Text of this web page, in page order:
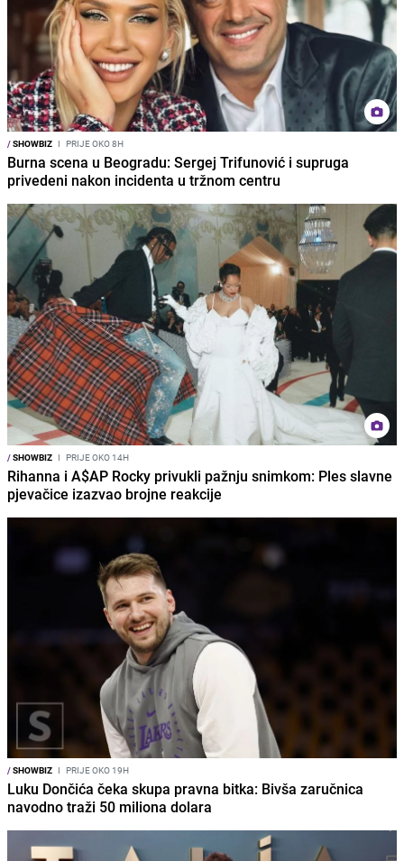
/SHOWBIZ I PRIJE OKO 8H
Burna scena u Beogradu: Sergej Trifunović i supruga
privedeni nakon incidenta u tržnom centru
/SHOWBIZ I PRIJE OKO 14H
Rihanna i A$AP Rocky privukli pažnju snimkom: Ples slavne
pjevačice izazvao brojne reakcije
/SHOWBIZ I PRIJE OKO 19H
Luku Dončića čeka skupa pravna bitka: Bivša zaručnica
navodno traži 50 miliona dolara